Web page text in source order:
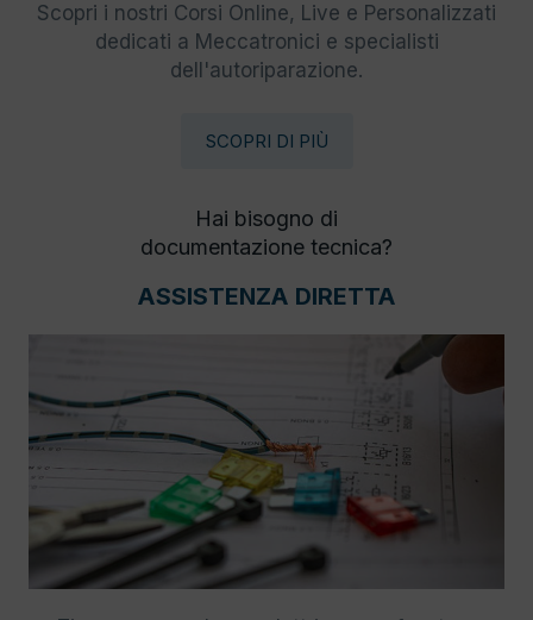
Scopri i nostri Corsi Online, Live e Personalizzati
dedicati a Meccatronici e specialisti
dell'autoriparazione.
SCOPRI DI PIÙ
Hai bisogno di
documentazione tecnica?
ASSISTENZA DIRETTA